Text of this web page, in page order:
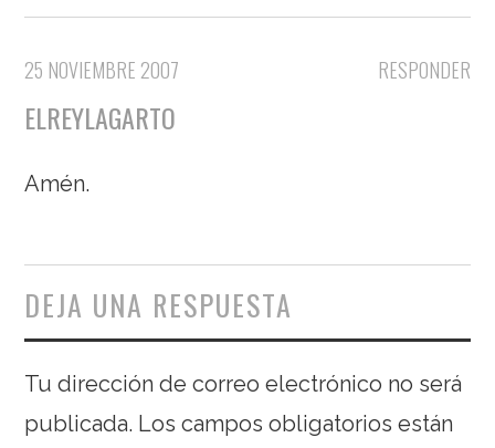
RESPONDER
25 NOVIEMBRE 2007
ELREYLAGARTO
Amén.
DEJA UNA RESPUESTA
Tu dirección de correo electrónico no será
publicada. Los campos obligatorios están